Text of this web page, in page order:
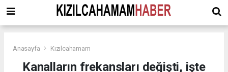
Anasayfa Kızılcahamam
Kanalların frekansları değişti, işte